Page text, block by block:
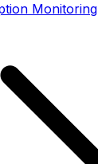
Monitoring